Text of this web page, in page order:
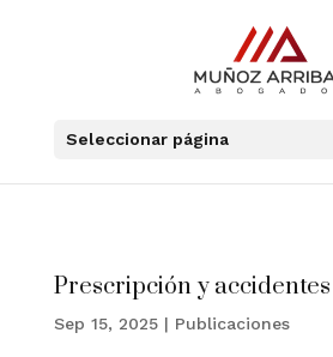
Seleccionar página
Prescripción y
Sep 15, 2025| Publicaciones